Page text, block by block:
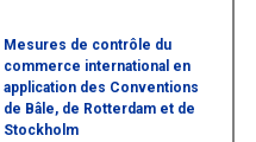
Mesures de contrôle du
commerce international en
application des Conventions
de Bâle, de Rotterdam et de
Stockholm